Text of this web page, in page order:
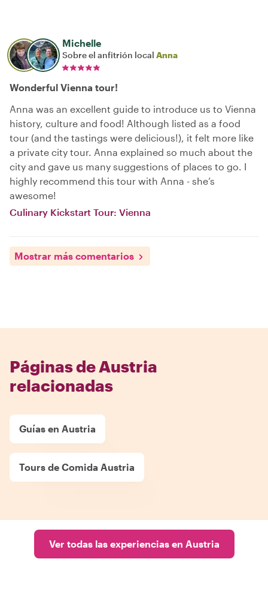
Michelle
Sobre el anfitrión local Anna
Wonderful Vienna tour!
Anna was an excellent guide to introduce us to Vienna
history, culture and food! Although listed as a food
tour (and the tastings were delicious!), it felt more like
a private city tour. Anna explained so much about the
city and gave us many suggestions of places to go. I
highly recommend this tour with Anna - she’s
awesome!
Culinary Kickstart Tour: Vienna
Mostrar más comentarios
Páginas de Austria
relacionadas
Guías en Austria
Tours de Comida Austria
Ver todas las experiencias en Austria